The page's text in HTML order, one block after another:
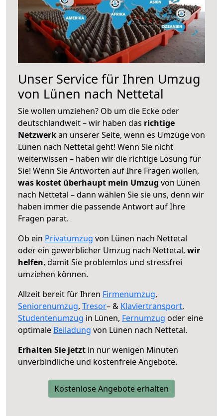
Unser Service für Ihren Umzug
von Lünen nach Nettetal
Sie wollen umziehen? Ob um die Ecke oder
deutschlandweit – wir haben das richtige
Netzwerkan unserer Seite, wenn es Umzüge von
Lünen nach Nettetal geht! Wenn Sie nicht
weiterwissen – haben wir die richtige Lösung für
Sie! Wenn Sie Antworten auf Ihre Fragen wollen,
was kostet überhaupt mein Umzug von Lünen
nach Nettetal – dann wählen Sie sie uns, denn wir
haben immer die passende Antwort auf Ihre
Fragen parat.
Ob ein Privatumzug von Lünen nach Nettetal
oder ein gewerblicher Umzug nach Nettetal, wir
helfen, damit Sie problemlos und stressfrei
umziehen können.
Allzeit bereit für Ihren Firmenumzug,
Seniorenumzug, Tresor– & Klaviertransport,
Studentenumzug in Lünen, Fernumzug oder eine
optimale Beiladung von Lünen nach Nettetal.
Erhalten Sie jetzt in nur wenigen Minuten
unverbindliche und kostenfreie Angebote.
Kostenlose Angebote erhalten